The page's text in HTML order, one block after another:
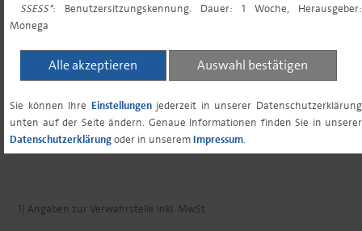
SSESS*: Benutzersitzungskennung. Dauer: 1 Woche, Herausgeber:
Monega
Alle akzeptieren Auswahl bestätigen
Sie können Ihre Einstellungenjederzeit in unserer Datenschutzerklärung
unten auf der Seite ändern. Genaue Informationen finden Sie in unserer
Datenschutzerklärungoder in unserem Impressum.
SPARPLANFÄHIGKEIT ja
ORDERSCHLUSSZEITEN
10:30 (tgl. für
VL-FÄHIGKEIT ja
1) Angaben zur Verwahrstelle inkl. MwSt